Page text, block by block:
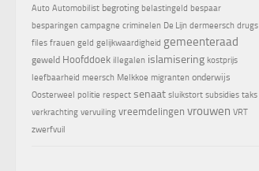
Auto Automobilist begroting belastingeld bespaar
besparingen campagne criminelen De Lijn dermeersch drugs
files frauen geld gelijkwaardigheid gemeenteraad
geweld Hoofddoek illegalen islamisering kostprijs
leefbaarheid meersch Melkkoe migranten onderwijs
Oosterweel politie respect senaat sluikstort subsidies taks
verkrachting vervuiling vreemdelingen vrouwen VRT
zwerfvuil